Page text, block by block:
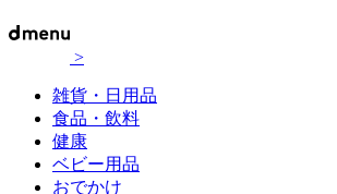
>
雑貨・日用品
食品・飲料
健康
ベビー用品
おでかけ